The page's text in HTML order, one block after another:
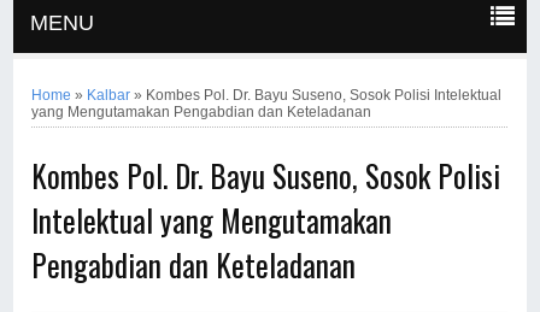
MENU
Home » Kalbar » Kombes Pol. Dr. Bayu Suseno, Sosok Polisi Intelektual
yang Mengutamakan Pengabdian dan Keteladanan
Kombes Pol. Dr. Bayu Suseno, Sosok Polisi
Intelektual yang Mengutamakan
Pengabdian dan Keteladanan